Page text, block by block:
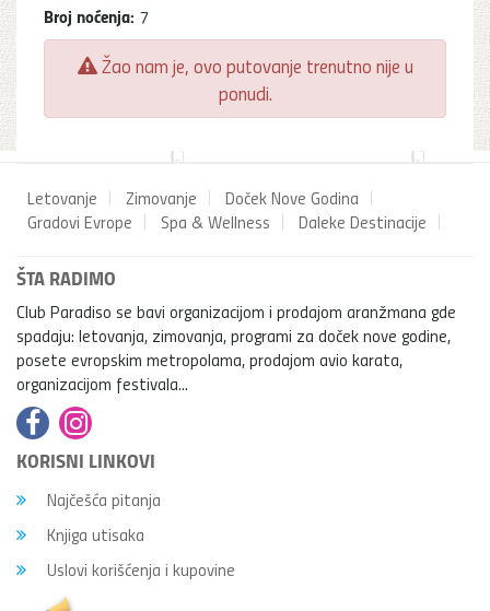
Broj noćenja: 7
Žao nam je, ovo putovanje trenutno nije u
ponudi.
Letovanje Zimovanje
Doček Nove Godina
Gradovi Evrope
Spa & Wellness Daleke Destinacije
ŠTA RADIMO
Club Paradiso se bavi organizacijom i prodajom aranžmana gde
spadaju: letovanja, zimovanja, programi za doček nove godine,
posete evropskim metropolama, prodajom avio karata,
organizacijom festivala...
KORISNI LINKOVI
Najčešća pitanja
Knjiga utisaka
Uslovi korišćenja i kupovine